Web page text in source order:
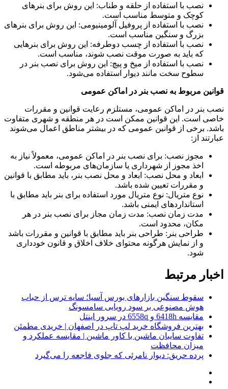
نصب با استفاده از حلقه و طناب: این روش برای بنرهای
کوچک و متوسط مناسب است.
نصب با استفاده از پروفیل آلومینیومی: این روش برای بنرهای
بزرگ و سنگین مناسب است.
نصب با استفاده از چسب دوطرفه: این روش برای بنرهایی
که باید به صورت موقت نصب شوند، مناسب است.
نصب با استفاده از میخ و پیچ: این روش برای نصب بنر در
سطوح سخت مانند دیوار استفاده می‌شود.
قوانین مربوط به نصب بنر در اماکن عمومی
نصب بنر در اماکن عمومی، مستلزم رعایت قوانین و مقررات
خاصی است. این قوانین ممکن است در هر منطقه و شهری متفاوت
باشد. برخی از قوانین عمومی که در بیشتر مناطق اعمال می‌شوند
عبارتند از :
مجوز نصب: برای نصب بنر در اماکن عمومی، معمولاً نیاز به
اخذ مجوز از شهرداری یا سازمان‌های مربوطه است.
ابعاد و محل نصب: ابعاد و محل نصب بنر، باید مطابق با قوانین
و مقررات تعیین شده باشد.
نوع متریال: نوع متریال مورد استفاده برای بنر باید مطابق با
استانداردهای ایمنی باشد.
مدت زمان نصب: مدت زمان مجاز برای نصب بنر در هر
مکان، محدود است.
طراحی بنر: طراحی بنر باید مطابق با قوانین و مقررات باشد
و از نمایش هرگونه محتوای خلاف اخلاق و قانون خودداری
شود.
اخبار مرتبط
سقوط سنگین بازارهای بورس آسیا؛ سایه ترس از حباب
هوش مصنوعی بر سود رویایی سامسونگ
مقایسه 6418h و 6558q در سرور اینتل
بهترین فروشگاه خرید لپ تاپ در اصفهان | خریدی مطمئن
تفاوت سایبان ماشین با کاور ماشین | مقایسه عملکرد و
میزان محافظت
پرده حریق: دیوار نامرئی که جلوی فاجعه را می‌گیرد